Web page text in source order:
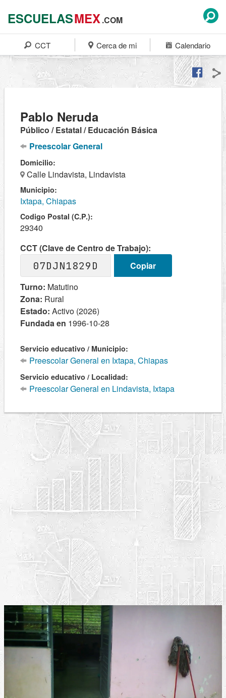
ESCUELASMEX.COM
CCT Cerca de mi Calendario
Pablo Neruda
Público / Estatal / Educación Básica
Preescolar General
Domicilio:
Calle Lindavista, Lindavista
Municipio:
Ixtapa, Chiapas
Codigo Postal (C.P.):
29340
CCT (Clave de Centro de Trabajo):
07DJN1829D
Copiar
Turno: Matutino
Zona: Rural
Estado: Activo (2026)
Fundada en 1996-10-28
Servicio educativo / Municipio:
Preescolar General en Ixtapa, Chiapas
Servicio educativo / Localidad:
Preescolar General en Lindavista, Ixtapa